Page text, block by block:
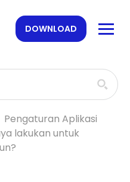
DOWNLOAD
Pengaturan Aplikasi
lakukan untuk